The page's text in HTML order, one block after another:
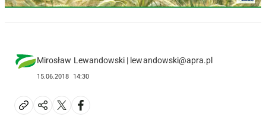
Mirosław Lewandowski | lewandowski@apra.pl
15.06.2018 14:30